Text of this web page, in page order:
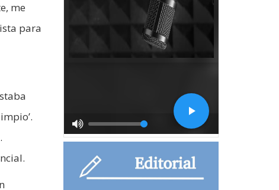
me
para